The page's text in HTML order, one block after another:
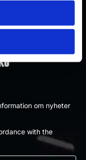
om nyheter
with the